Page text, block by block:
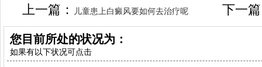
上一篇： 儿童患上白癜风要如何去治疗呢 下一
您目前所处的状况为：
如果有以下状况可点击